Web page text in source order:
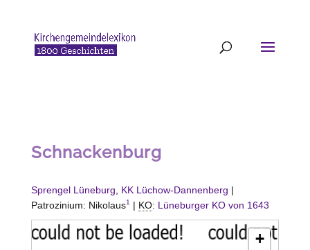
Schnackenburg
Sprengel Lüneburg KK Lüchow-Dannenberg |
Patrozinium: Nikolaus1 | KO: Lüneburger KO von 1643
+